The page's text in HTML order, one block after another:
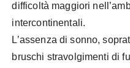
difficoltà maggiori
intercontinentali.
L’assenza di sonno,
bruschi stravolgimenti di